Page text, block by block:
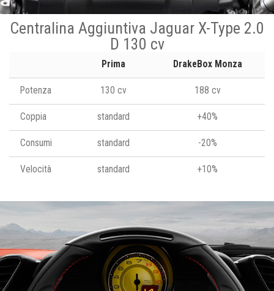
Centralina Aggiuntiva Jaguar X-Type 2.0
D 130 cv
Prima DrakeBox Monza
Potenza 130 cv 188 cv
Coppia standard +40%
Consumi standard -20%
Velocità standard +10%